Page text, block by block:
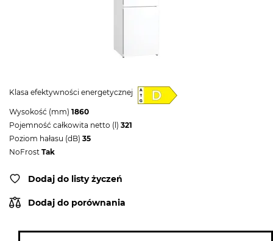
Klasa efektywności energetycznej
Wysokość (mm) 1860
Pojemność całkowita netto (l) 321
Poziom hałasu (dB) 35
NoFrost Tak
Dodaj do listy życzeń
Dodaj do porównania